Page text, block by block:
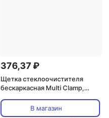
376,37 ₽
Щетка стеклоочистителя
бескаркасная Multi Clamp,
В магазин